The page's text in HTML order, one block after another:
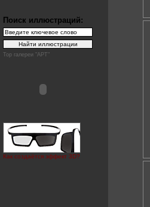
Поиск иллюстраций:
Top галереи "АРТ"
Как создаётся эффект 3D?